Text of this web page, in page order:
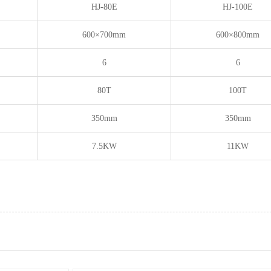
HJ-80E HJ-100E
600×700mm 600×800mm
6 6
80T 100T
350mm 350mm
7.5KW 11KW